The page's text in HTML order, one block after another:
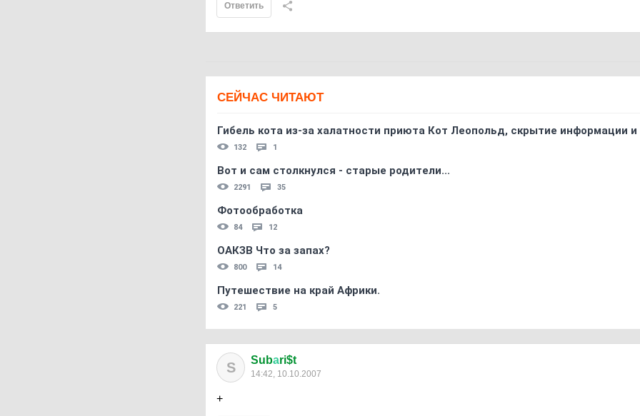
Ответить
СЕЙЧАС ЧИТАЮТ
Гибель кота из-за халатности приюта Кот Леопольд, скрытиe информации
132 1
Вот и сам столкнулся - старые родители...
2291 35
Фотообработка
84 12
ОАКЗВ Что за запах?
800 14
Путешествие на край Африки.
221 5
S Subаri$t
14:42, 10.10.2007
+